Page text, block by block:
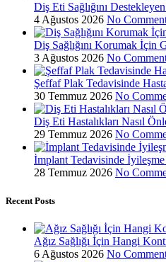
Diş Eti Sağlığını
4 Ağustos 2026 No
Diş Sağlığını Korumak İçin
3 Ağustos 2026 No
Şeffaf Plak Tedavisinde
30 Temmuz 2026 No
Diş Eti Hastalıkları Nasıl
29 Temmuz 2026 No
İmplant Tedavisinde
28 Temmuz 2026 No
Recent Posts
Ağız Sağlığı İçin Hangi
6 Ağustos 2026 No